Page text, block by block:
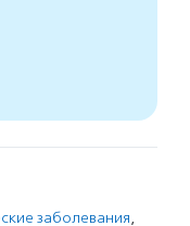
заболевания,